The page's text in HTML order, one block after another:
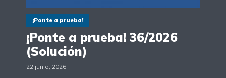
¡Ponte a prueba!
¡Ponte a prueba! 36/2026
(Solución)
22 junio, 2026